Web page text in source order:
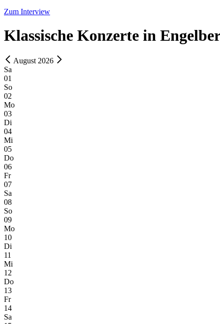
Zum Interview
Klassische Konzerte in
August 2026
Sa
01
So
02
Mo
03
Di
04
Mi
05
Do
06
Fr
07
Sa
08
So
09
Mo
10
Di
11
Mi
12
Do
13
Fr
14
Sa